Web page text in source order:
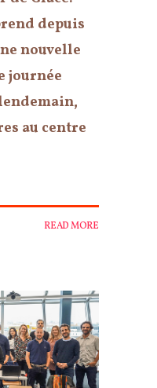
depuis
nouvelle
journée
au centre
READ MORE